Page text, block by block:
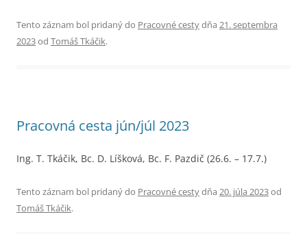
Tento záznam bol pridaný do Pracovné cestydňa 21. septembra
2023od Tomáš Tkáčik.
Pracovná cesta jún/júl 2023
Ing. T. Tkáčik, Bc. D. Líšková, Bc. F. Pazdič (26.6. – 17.7.)
Tento záznam bol pridaný do Pracovné cestydňa 20. júla 2023od
Tomáš Tkáčik.